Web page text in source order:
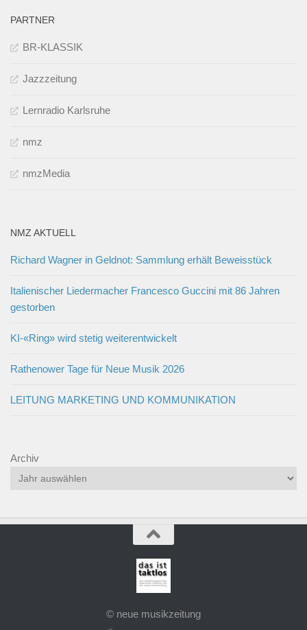
PARTNER
BR-KLASSIK
Jazzzeitung
Lernradio Karlsruhe
nmz
nmzMedia
NMZ AKTUELL
Richard Wagner in Geldnot: Sammlung erhält Beweisstück
Italienischer Liedermacher Francesco Guccini mit 86 Jahren
gestorben
KI-«Ring» wird stetig weiterentwickelt
Rathenower Tage für Neue Musik 2026
LEITUNG MARKETING UND KOMMUNIKATION
Archiv
© neue musikzeitung